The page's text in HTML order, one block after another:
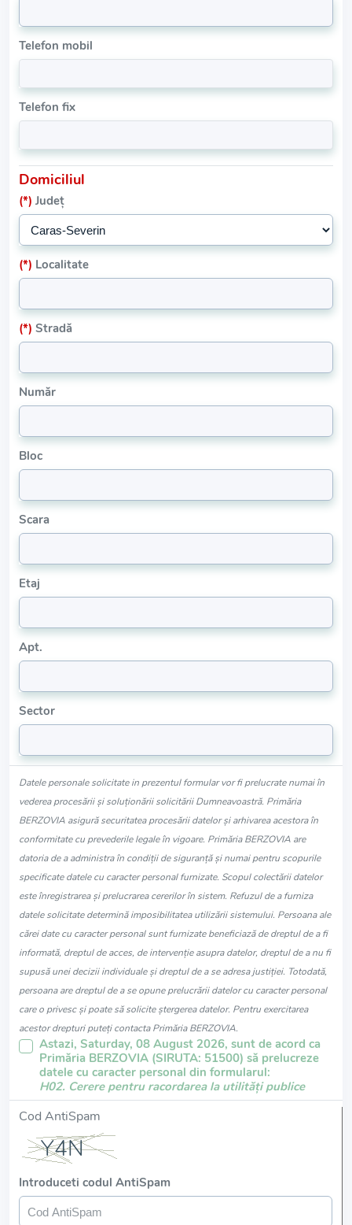
Telefon mobil
Telefon fix
Domiciliul
(*) Județ
(*) Localitate
(*) Stradă
Număr
Bloc
Scara
Etaj
Apt.
Sector
Datele personale solicitate in prezentul formular vor fi prelucrate numai în
vederea procesării și soluționării solicitării Dumneavoastră. Primăria
BERZOVIA asigură securitatea procesării datelor și arhivarea acestora în
conformitate cu prevederile legale în vigoare. Primăria BERZOVIA are
datoria de a administra în condiții de siguranță și numai pentru scopurile
specificate datele cu caracter personal furnizate. Scopul colectării datelor
este înregistrarea și prelucrarea cererilor în sistem. Refuzul de a furniza
datele solicitate determină imposibilitatea utilizării sistemului. Persoana ale
cărei date cu caracter personal sunt furnizate beneficiază de dreptul de a fi
informată, dreptul de acces, de intervenție asupra datelor, dreptul de a nu fi
supusă unei decizii individuale și dreptul de a se adresa justiției. Totodată,
persoana are dreptul de a se opune prelucrării datelor cu caracter personal
care o privesc și poate să solicite ștergerea datelor. Pentru exercitarea
acestor drepturi puteți contacta Primăria BERZOVIA.
Astazi, Saturday, 08 August 2026, sunt de acord ca
Primăria BERZOVIA (SIRUTA: 51500) să prelucreze
datele cu caracter personal din formularul:
H02. Cerere pentru racordarea la utilități publice
Cod AntiSpam
Introduceti codul AntiSpam